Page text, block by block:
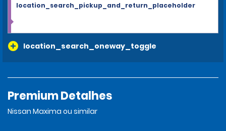
location_search_oneway_toggle
location_search_pickup_and_return_placeholder
Premium Detalhes
Nissan Maxima ou similar